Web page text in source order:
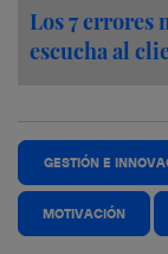
Los 7 errores
escucha al
GESTIÓN E
MOTIVACIÓN